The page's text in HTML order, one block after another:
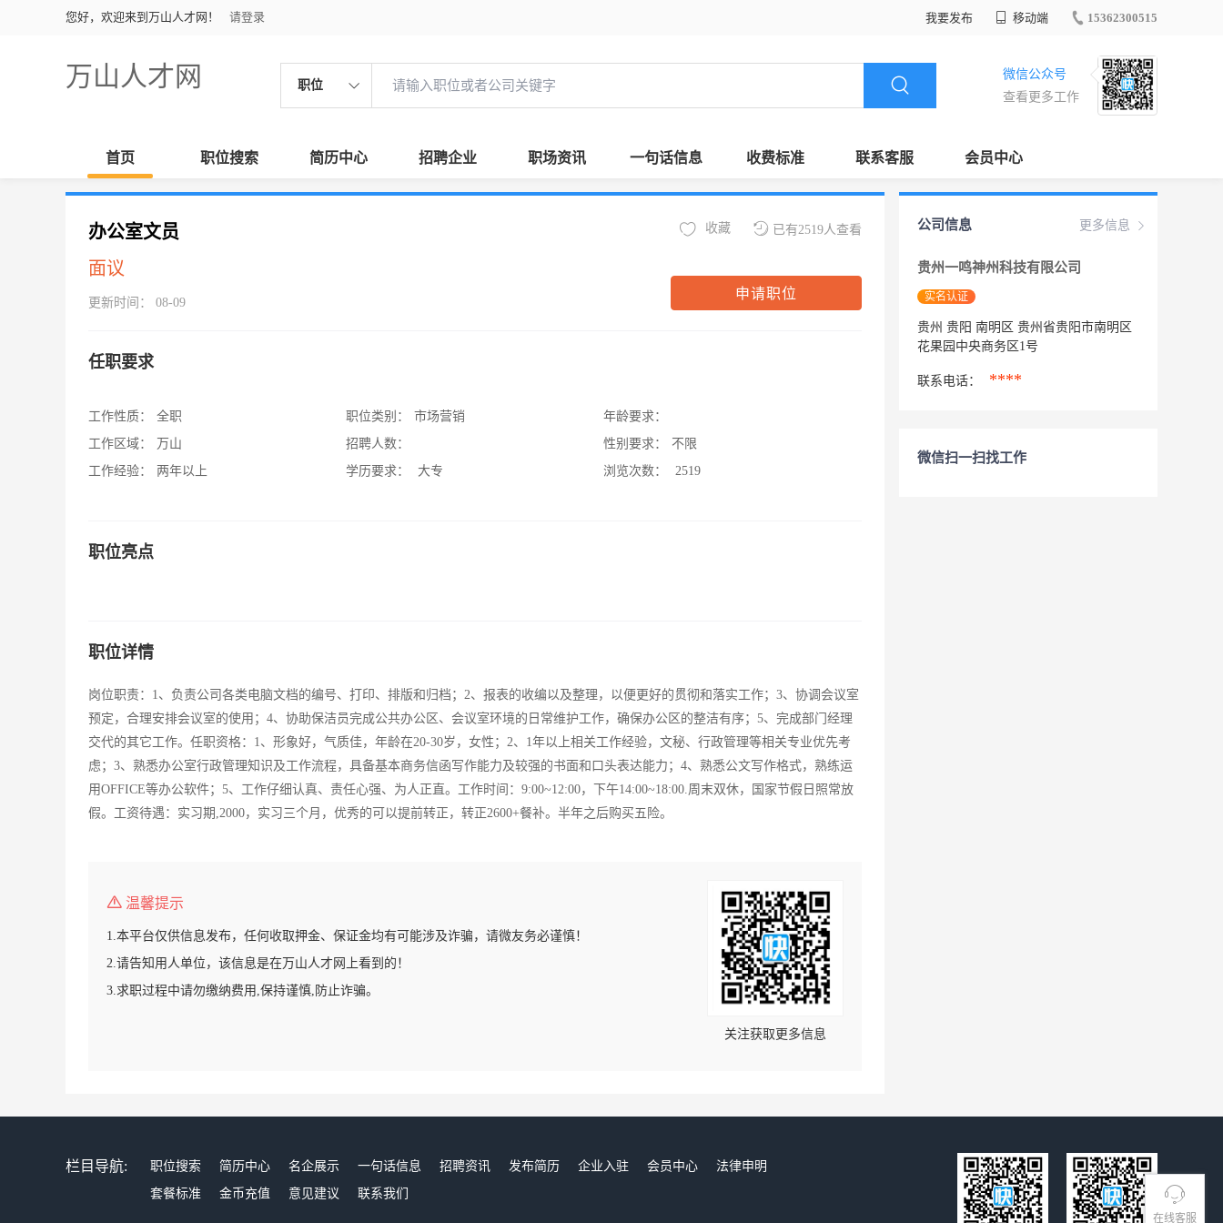
您好，欢迎来到万山人才网！ 请登录 我要发布 移动端 15362300515
万山人才网 职位
微信公众号
查看更多工作
首页 职位搜索 简历中心 招聘企业 职场资讯 一句话信息 收费标准 联系客服 会员中心
在线客服
办公室文员
面议
更新时间： 08-09
已有2519人查看
收藏
申请职位
任职要求
工作性质：
全职
工作区域：
万山
工作经验：
两年以上
职位类别：
市场营销
招聘人数：
学历要求：
大专
年龄要求：
性别要求：
不限
浏览次数：
2519
职位亮点
职位详情
岗位职责：1、负责公司各类电脑文档的编号、打印、排版和归档；2、报表的收编以及整理，以便更好的贯彻和落实工作；3、协调会议室
预定，合理安排会议室的使用；4、协助保洁员完成公共办公区、会议室环境的日常维护工作，确保办公区的整洁有序；5、完成部门经理
交代的其它工作。任职资格：1、形象好，气质佳，年龄在20-30岁，女性；2、1年以上相关工作经验，文秘、行政管理等相关专业优先考
虑；3、熟悉办公室行政管理知识及工作流程，具备基本商务信函写作能力及较强的书面和口头表达能力；4、熟悉公文写作格式，熟练运
用OFFICE等办公软件；5、工作仔细认真、责任心强、为人正直。工作时间：9:00~12:00，下午14:00~18:00.周末双休，国家节假日照常放
假。工资待遇：实习期,2000，实习三个月，优秀的可以提前转正，转正2600+餐补。半年之后购买五险。
温馨提示
1.本平台仅供信息发布，任何收取押金、保证金均有可能涉及诈骗，请微友务必谨慎！
2.请告知用人单位，该信息是在万山人才网上看到的！
3.求职过程中请勿缴纳费用,保持谨慎,防止诈骗。
关注获取更多信息
更多信息
公司信息
贵州一鸣神州科技有限公司
实名认证
贵州 贵阳 南明区 贵州省贵阳市南明区
花果园中央商务区1号
联系电话： ****
微信扫一扫找工作
栏目导航: 职位搜索 简历中心 名企展示 一句话信息 招聘资讯 发布简历 企业入驻 会员中心
法律申明
套餐标准
金币充值 意见建议 联系我们